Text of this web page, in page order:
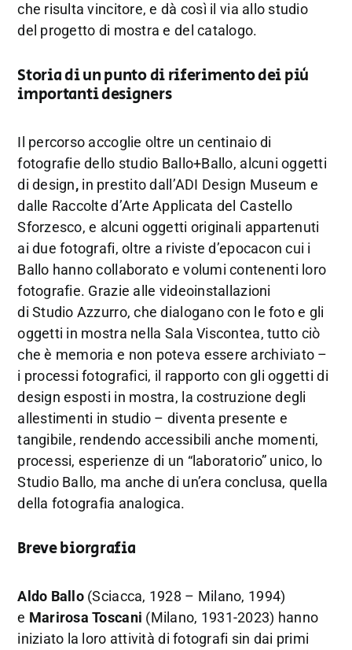
che risulta vincitore, e dà così il via allo studio
del progetto di mostra e del catalogo.
Storia di un punto di riferimento dei più
importanti designers
Il percorso accoglie oltre un centinaio di
fotografie dello studio Ballo+Ballo, alcuni oggetti
di design, in prestito dall’ADI Design Museum e
dalle Raccolte d’Arte Applicata del Castello
Sforzesco, e alcuni oggetti originali appartenuti
ai due fotografi, oltre a riviste d’epocacon cui i
Ballo hanno collaborato e volumi contenenti loro
fotografie. Grazie alle videoinstallazioni
di Studio Azzurro, che dialogano con le foto e gli
oggetti in mostra nella Sala Viscontea, tutto ciò
che è memoria e non poteva essere archiviato –
i processi fotografici, il rapporto con gli oggetti di
design esposti in mostra, la costruzione degli
allestimenti in studio – diventa presente e
tangibile, rendendo accessibili anche momenti,
processi, esperienze di un “laboratorio” unico, lo
Studio Ballo, ma anche di un’era conclusa, quella
della fotografia analogica.
Breve biorgrafia
Aldo Ballo(Sciacca, 1928 – Milano, 1994)
e Marirosa Toscani (Milano, 1931-2023) hanno
iniziato la loro attività di fotografi sin dai primi